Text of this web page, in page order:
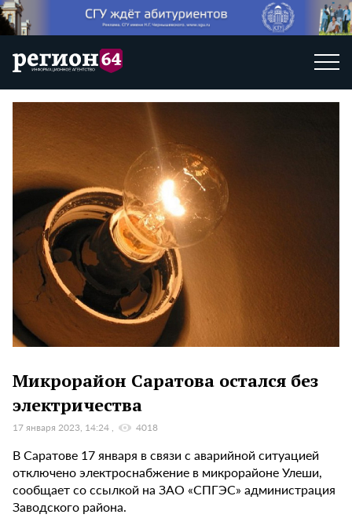
Микрорайон Саратова остался без
электричества
17 января 2023, 14:24 4018
В Саратове 17 января в связи с аварийной ситуацией
отключено электроснабжение в микрорайоне Улеши,
сообщает со ссылкой на ЗАО «СПГЭС» администрация
Заводского района.